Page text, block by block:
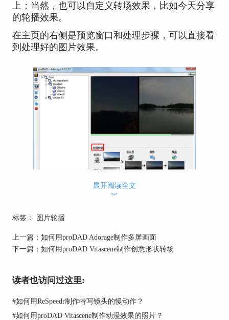
上；当然，也可以自定义转场效果，比如今天分享
的轮播效果。
在主页的右侧是预览窗口和处理步骤，可以直接看
到处理好的图片效果。
图1：proDAD Adorage主页
2、处理图片
点击“处理步骤”中的“视频A”进入设置页面，可以
看到在上方有“视频A”、“视频B”、“混合器”、“烟
雾”和“覆盖”5个操作窗口。制作轮播效果只需要
展开阅读全文
︾
标签： 图片轮播
上一篇： 如何用proDAD Adorage制作多屏画面
下一篇： 如何用proDAD Vitascene制作创意形状转场
读者也访问过这里:
#如何用ReSpeedr制作特写镜头的慢动作？
#如何用proDAD Vitascene制作动漫效果的照片？